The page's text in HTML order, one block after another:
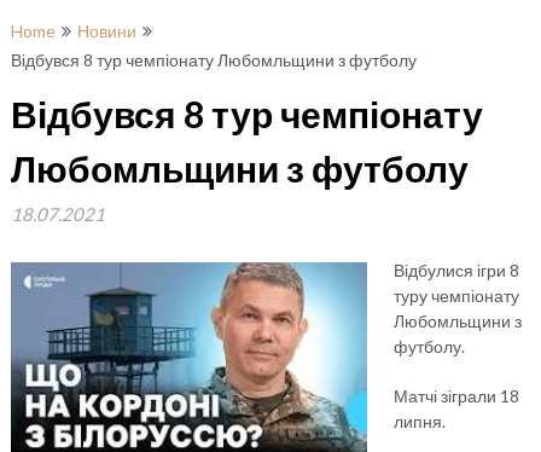
Home
Новини
Відбувся 8 тур чемпіонату Любомльщини з футболу
Відбувся 8 тур чемпіонату
Любомльщини з футболу
18.07.2021
Відбулися ігри 8
туру чемпіонату
Любомльщини з
футболу.
Матчі зіграли 18
липня.